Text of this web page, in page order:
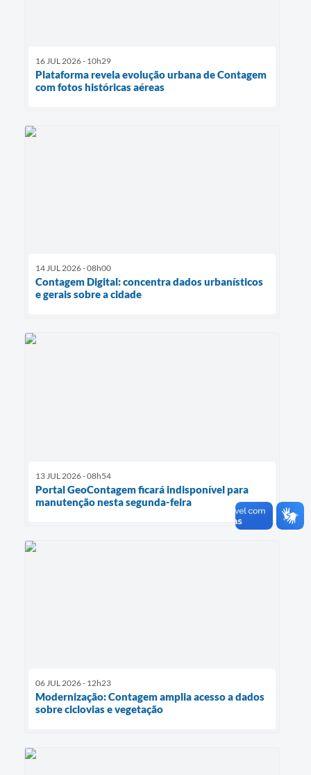
16 JUL 2026 - 10h29
Plataforma revela evolução urbana de Contagem
com fotos históricas aéreas
14 JUL 2026 - 08h00
Contagem Digital: concentra dados urbanísticos
e gerais sobre a cidade
13 JUL 2026 - 08h54
Portal GeoContagem ficará indisponível para
manutenção nesta segunda-feira
06 JUL 2026 - 12h23
Modernização: Contagem amplia acesso a dados
sobre ciclovias e vegetação